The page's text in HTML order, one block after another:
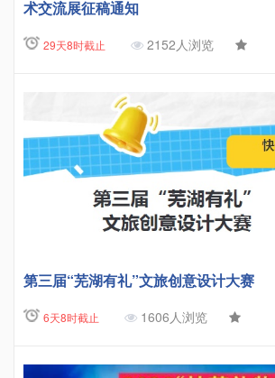
术交流展征稿通知
29天8时截止 2152人浏览
第三届“芜湖有礼”文旅创意设计大赛
6天8时截止 1606人浏览